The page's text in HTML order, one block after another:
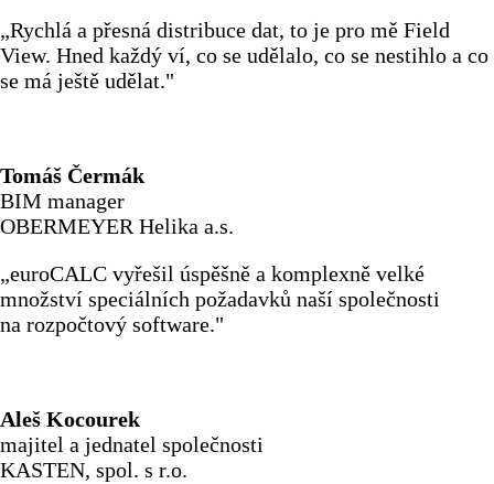
„Rychlá a přesná distribuce dat, to je pro mě Field
View. Hned každý ví, co se udělalo, co se nestihlo a co
se má ještě udělat."
Tomáš Čermák
BIM manager
OBERMEYER Helika a.s.
„euroCALC vyřešil úspěšně a komplexně velké
množství speciálních požadavků naší společnosti
na rozpočtový software."
Aleš Kocourek
majitel a jednatel společnosti
KASTEN, spol. s r.o.